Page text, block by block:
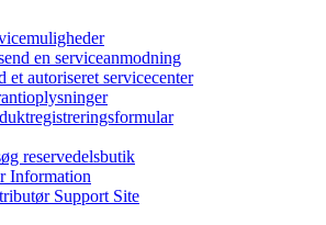
en serviceanmodning
et autoriseret servicecenter
reservedelsbutik
Information
Support Site